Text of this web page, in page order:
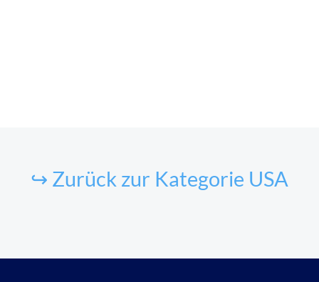
↪ Zurück zur Kategorie USA